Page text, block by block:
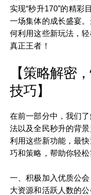
实现“秒升170”的精彩
一场集体的成长盛宴
何利用这些新玩法，
真正王者！
【策略解密
技巧】
在前一部分中，我们
法以及全民秒升的背
利用这些新功能，最
巧和策略，帮助你轻
一、积极加入优质公
大资源和活跃人数的